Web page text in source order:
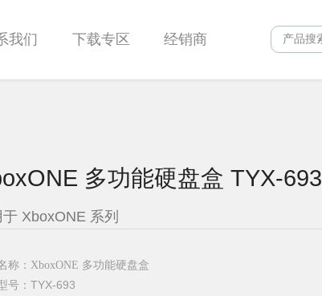
我们 下载专区 经销商
多功能硬盘盒 TYX-693
XboxONE 系列
称： XboxONE 多功能硬盘盒
号：TYX-693